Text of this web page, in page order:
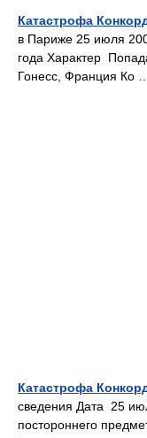
Катастрофа
в Париже 25 июля
года Характер
Гонесс, Франция Ко
Катастрофа
сведения Дата 25
постороннего